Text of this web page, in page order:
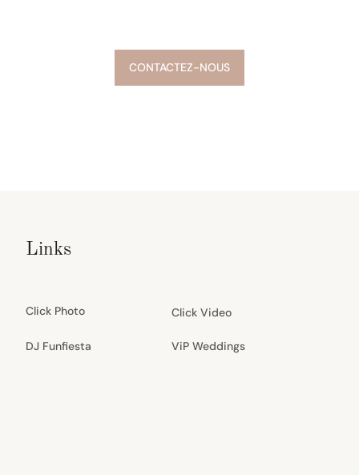
CONTACTEZ-NOUS
Links
Click Photo Click Video
DJ Funfiesta ViP Weddings